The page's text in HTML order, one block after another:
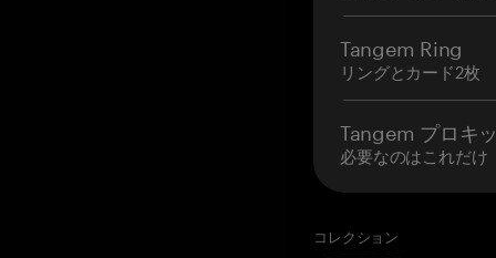
Tangem Ring
リングとカード2枚
Tangem プロキ
必要なのはこれだけ
コレクション